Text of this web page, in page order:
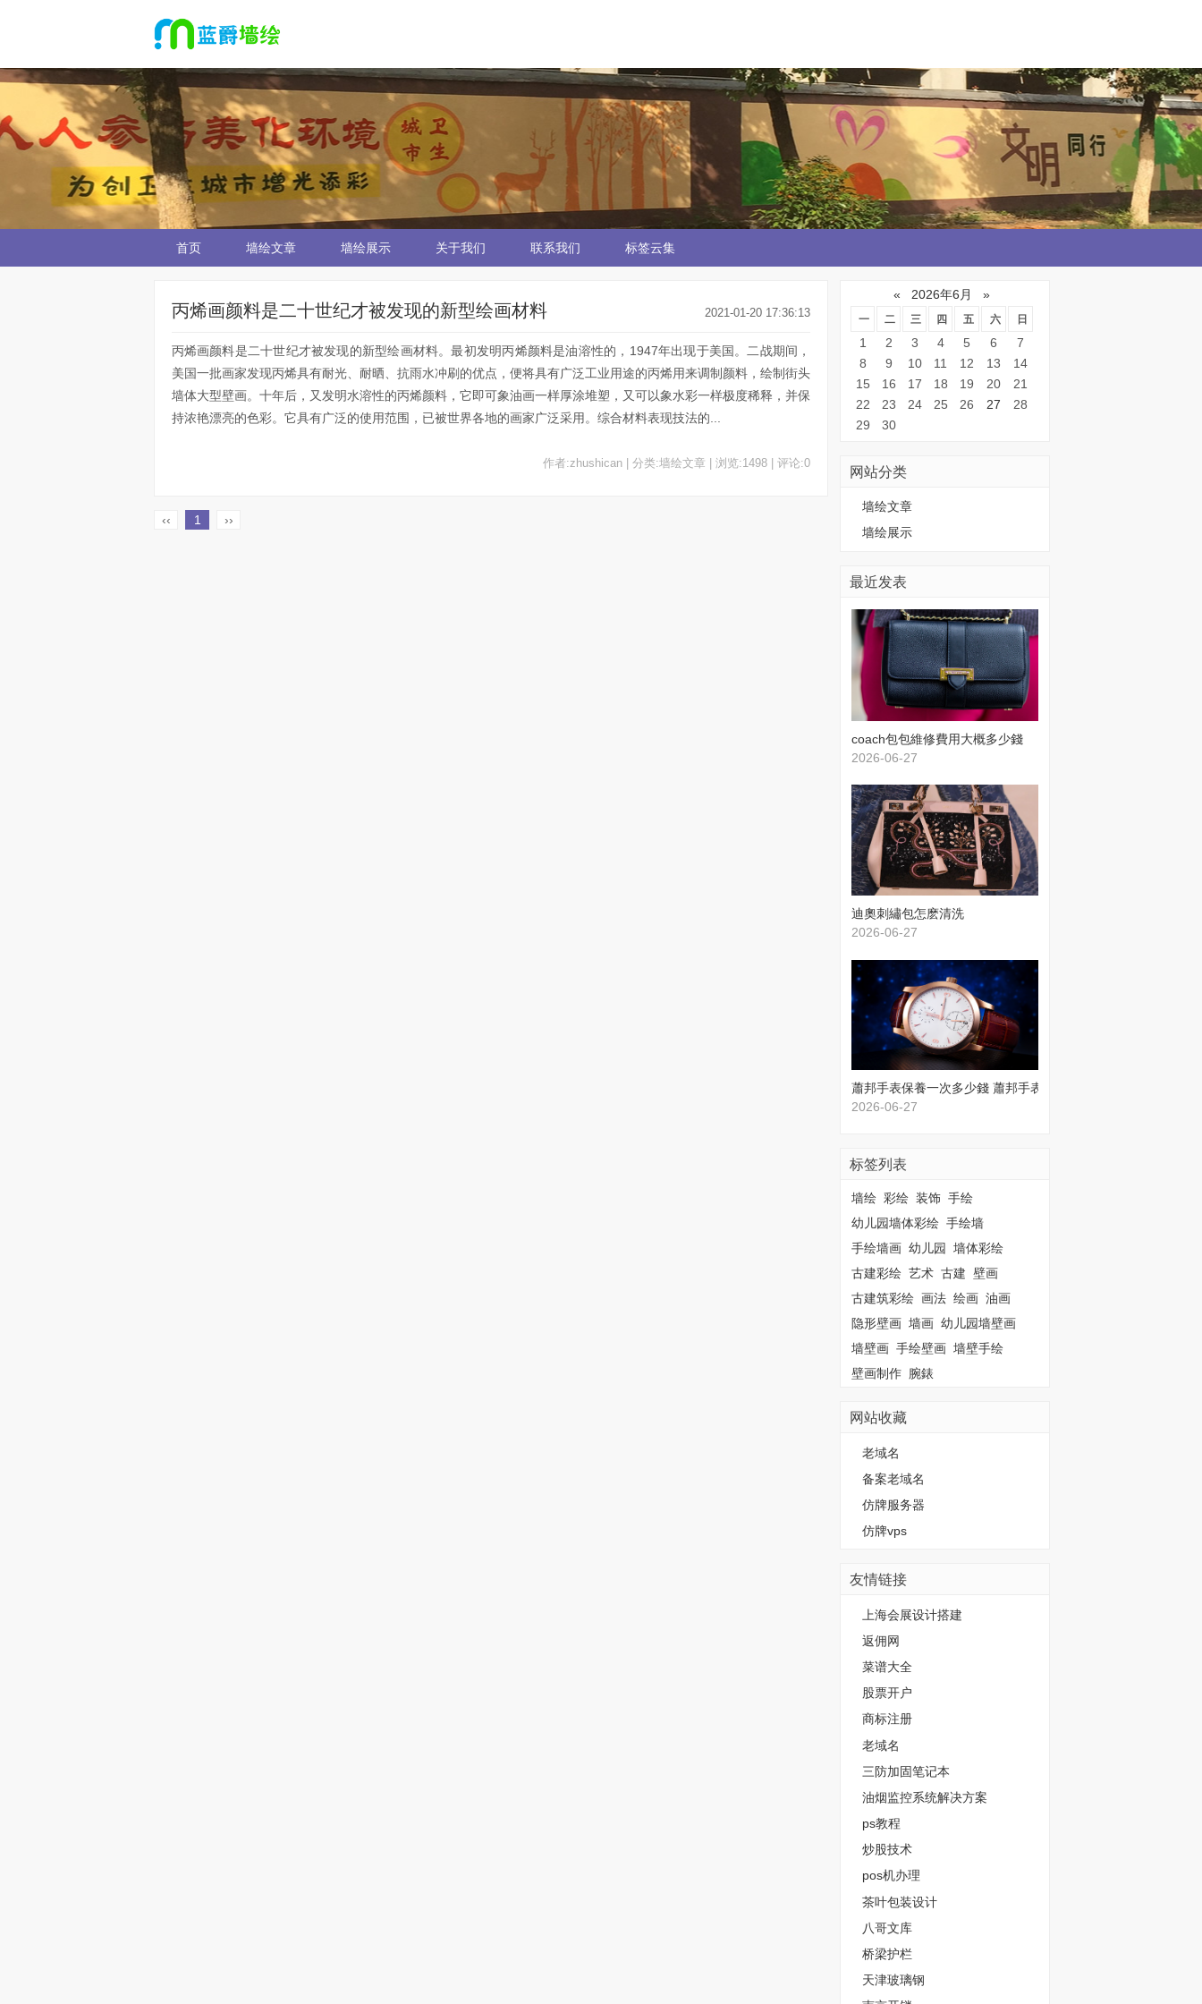
首页 墙绘文章 墙绘展示 关于我们 联系我们 标签云集
2021-01-20 17:36:13
丙烯画颜料是二十世纪才被发现的新型绘画材料
丙烯画颜料是二十世纪才被发现的新型绘画材料。最初发明丙烯颜料是油溶性的，1947年出现于美国。二战期间，
美国一批画家发现丙烯具有耐光、耐晒、抗雨水冲刷的优点，便将具有广泛工业用途的丙烯用来调制颜料，绘制街头
墙体大型壁画。十年后，又发明水溶性的丙烯颜料，它即可象油画一样厚涂堆塑，又可以象水彩一样极度稀释，并保
持浓艳漂亮的色彩。它具有广泛的使用范围，已被世界各地的画家广泛采用。综合材料表现技法的...
作者:zhushican | 分类:墙绘文章 | 浏览:1498 | 评论:0
‹‹ 1 ››
« 2026年6月 »
一 二 三 四 五 六 日
1 2 3 4 5 6
7
8
9 10 11 12 13
14
15
16 17 18 19 20
21
22
23 24 25 26 27
28
29
30
网站分类
墙绘文章
墙绘展示
最近发表
​coach包包維修費用大概多少錢
2026-06-27
​迪奧刺繡包怎麽清洗
2026-06-27
蕭邦手表保養一次多少錢 蕭邦手表保養價格
2026-06-27
标签列表
墙绘 彩绘 装饰 手绘
幼儿园墙体彩绘 手绘墙
手绘墙画 幼儿园
墙体彩绘
古建彩绘 艺术 古建 壁画
古建筑彩绘 画法 绘画 油画
隐形壁画 墙画 幼儿园墙壁画
墙壁画 手绘壁画 墙壁手绘
壁画制作 腕錶
网站收藏
老域名
备案老域名
仿牌服务器
仿牌vps
友情链接
上海会展设计搭建
返佣网
菜谱大全
股票开户
商标注册
老域名
三防加固笔记本
油烟监控系统解决方案
ps教程
炒股技术
pos机办理
茶叶包装设计
八哥文库
桥梁护栏
天津玻璃钢